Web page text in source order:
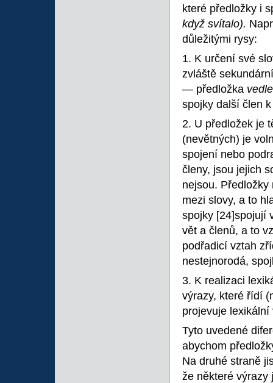
které předložky i
když svítalo).
důležitými rysy:
1. K určení své
zvláště
— předložka
spojky další člen
2. U předložek je
(nevětných) je
spojení nebo
členy, jsou jejich
nejsou.
mezi slovy, a to
spojky [24]spojují
vět a členů, a to
podřadicí vztah
nestejnorodá,
3. K realizaci
výrazy, které řídí
projevuje
Tyto uvedené
abychom
Na druhé straně
že některé výrazy